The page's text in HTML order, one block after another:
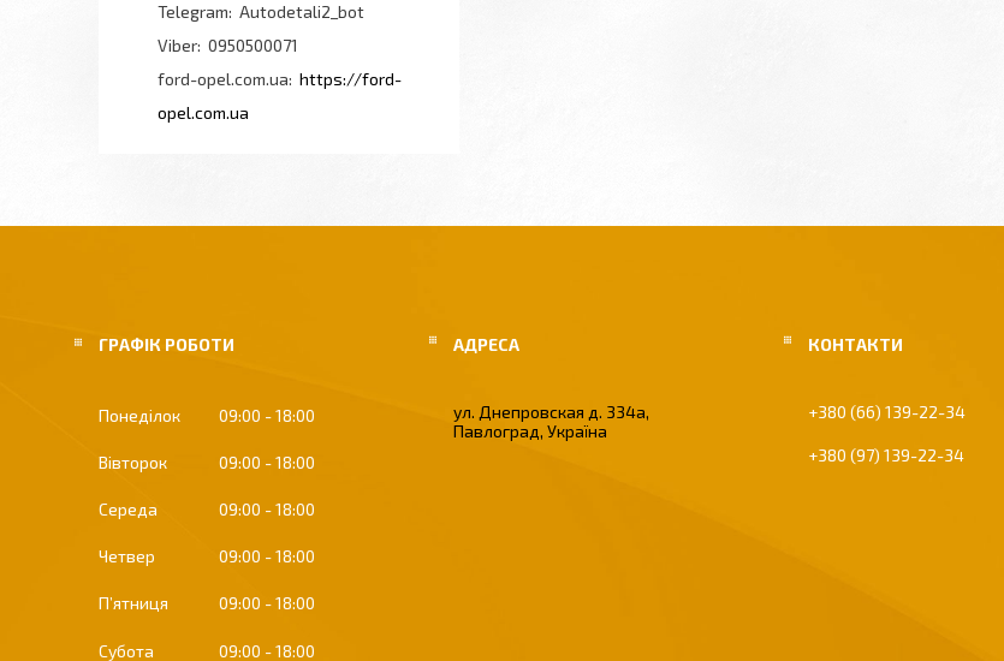
Autodetali2_bot
0950500071
ford-opel.com.ua https://ford-
opel.com.ua
ГРАФІК РОБОТИ
Понеділок 09:00 18:00
Вівторок 09:00 18:00
Середа 09:00 18:00
Четвер 09:00 18:00
Пʼятниця 09:00 18:00
Субота 09:00 18:00
ул. Днепровская д. 334а,
Павлоград, Україна
+380 (66) 139-22-34
+380 (97) 139-22-34